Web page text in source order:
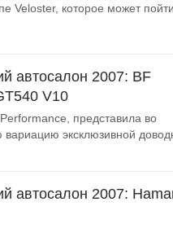
Veloster, которое может
автосалон 2007: BF
V10
представила во
эксклюзивной
автосалон 2007: